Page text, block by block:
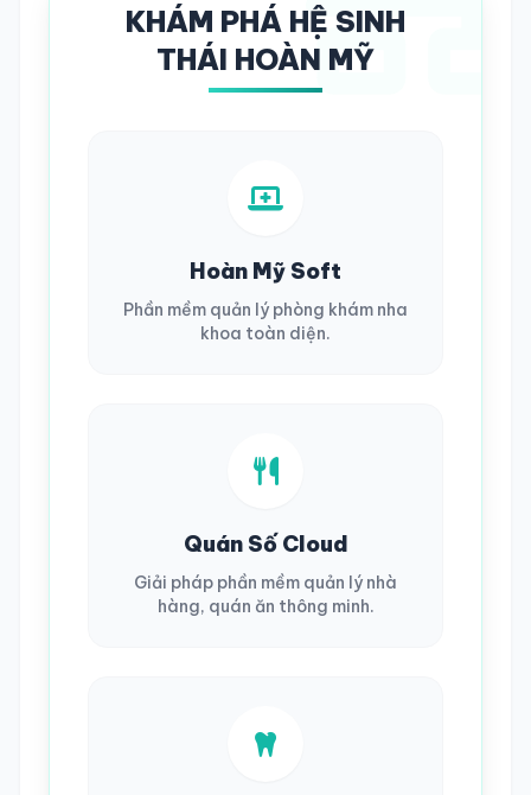
KHÁM PHÁ HỆ SINH
THÁI HOÀN MỸ
Hoàn Mỹ Soft
Phần mềm quản lý phòng khám nha
khoa toàn diện.
Quán Số Cloud
Giải pháp phần mềm quản lý nhà
hàng, quán ăn thông minh.